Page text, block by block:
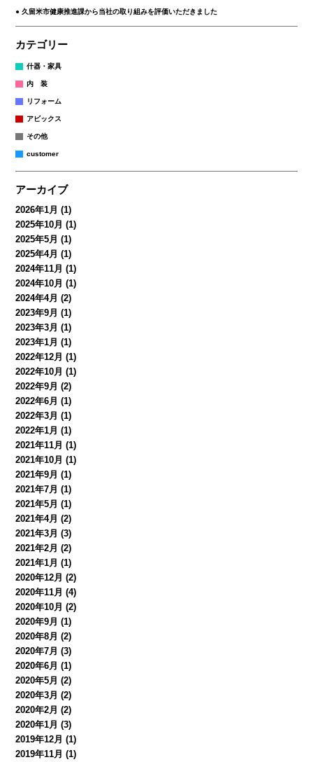
久留米市健康推進課から当社の取り組みを評価いただきました
カテゴリー
什器・家具
内 装
リフォーム
アビックス
その他
customer
アーカイブ
2026年1月 (1)
2025年10月 (1)
2025年5月 (1)
2025年4月 (1)
2024年11月 (1)
2024年10月 (1)
2024年4月 (2)
2023年9月 (1)
2023年3月 (1)
2023年1月 (1)
2022年12月 (1)
2022年10月 (1)
2022年9月 (2)
2022年6月 (1)
2022年3月 (1)
2022年1月 (1)
2021年11月 (1)
2021年10月 (1)
2021年9月 (1)
2021年7月 (1)
2021年5月 (1)
2021年4月 (2)
2021年3月 (3)
2021年2月 (2)
2021年1月 (1)
2020年12月 (2)
2020年11月 (4)
2020年10月 (2)
2020年9月 (1)
2020年8月 (2)
2020年7月 (3)
2020年6月 (1)
2020年5月 (2)
2020年3月 (2)
2020年2月 (2)
2020年1月 (3)
2019年12月 (1)
2019年11月 (1)